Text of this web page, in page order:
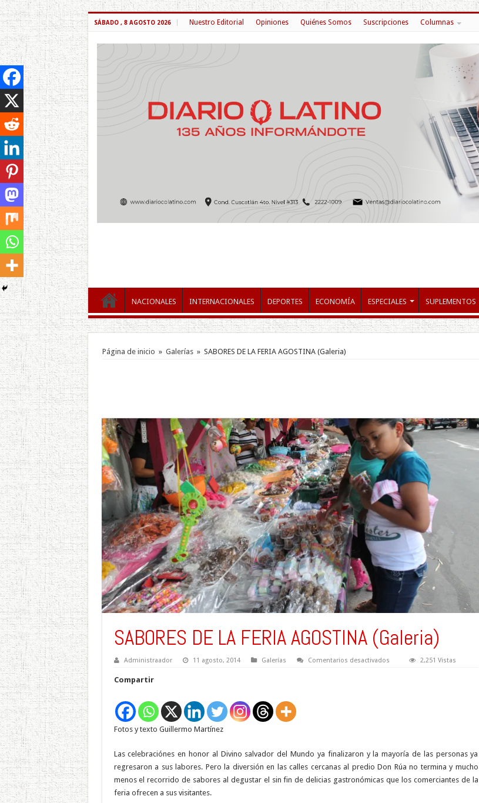
SÁBADO , 8 AGOSTO 2026 Nuestro Editorial Opiniones Quiénes Somos Suscripciones Columnas
NACIONALES INTERNACIONALES DEPORTES ECONOMÍA ESPECIALES SUPLEMENTOS
Página de inicio » Galerías » SABORES DE LA FERIA AGOSTINA (Galeria)
SABORES DE LA FERIA AGOSTINA (Galeria)
Administraador 11 agosto, 2014 Galerías Comentarios desactivadosen
2,251 Vistas
Compartir
Fotos y texto Guillermo Martínez
Las celebraciónes en honor al Divino salvador del Mundo ya finalizaron y la mayoría de las personas ya
regresaron a sus labores. Pero la diversión en las calles cercanas al predio Don Rúa no termina y mucho
menos el recorrido de sabores al degustar el sin fin de delicias gastronómicas que los comerciantes de la
feria ofrecen a sus visitantes.